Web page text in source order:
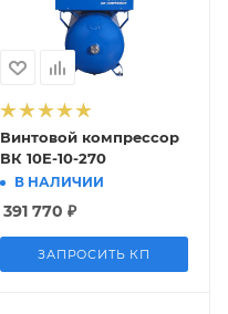
Винтовой компрессор
ВК 10E-10-270
В НАЛИЧИИ
391 770 ₽
ЗАПРОСИТЬ КП